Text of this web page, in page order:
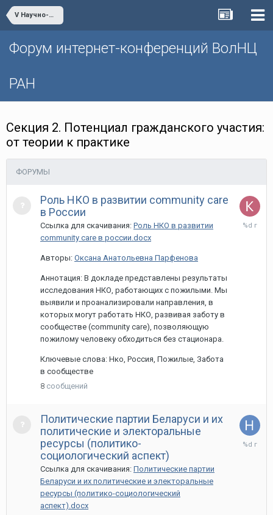
V Научно-практическая интернет-конференция «Глобальные вызовы и региональное развитие в зеркале социологических измерений»
Форум интернет-конференций ВолНЦ
РАН
Секция 2. Потенциал гражданского участия:
от теории к практике
ФОРУМЫ
Роль НКО в развитии community care
в России
Ссылка для скачивания: Роль НКО в развитии
community care в россии.docx
Авторы: Оксана Анатольевна Парфенова
Аннотация: В докладе представлены результаты
исследования НКО, работающих с пожилыми. Мы
выявили и проанализировали направления, в
которых могут работать НКО, развивая заботу в
сообществе (community care), позволяющую
пожилому человеку обходиться без стационара.
Ключевые слова: Нко, Россия, Пожилые, Забота
в сообществе
8 сообщений
26
Политические партии Беларуси и их
политические и электоральные
ресурсы (политико-
социологический аспект)
Ссылка для скачивания: Политические партии
Беларуси и их политические и электоральные
ресурсы (политико-социологический
аспект).docx
27